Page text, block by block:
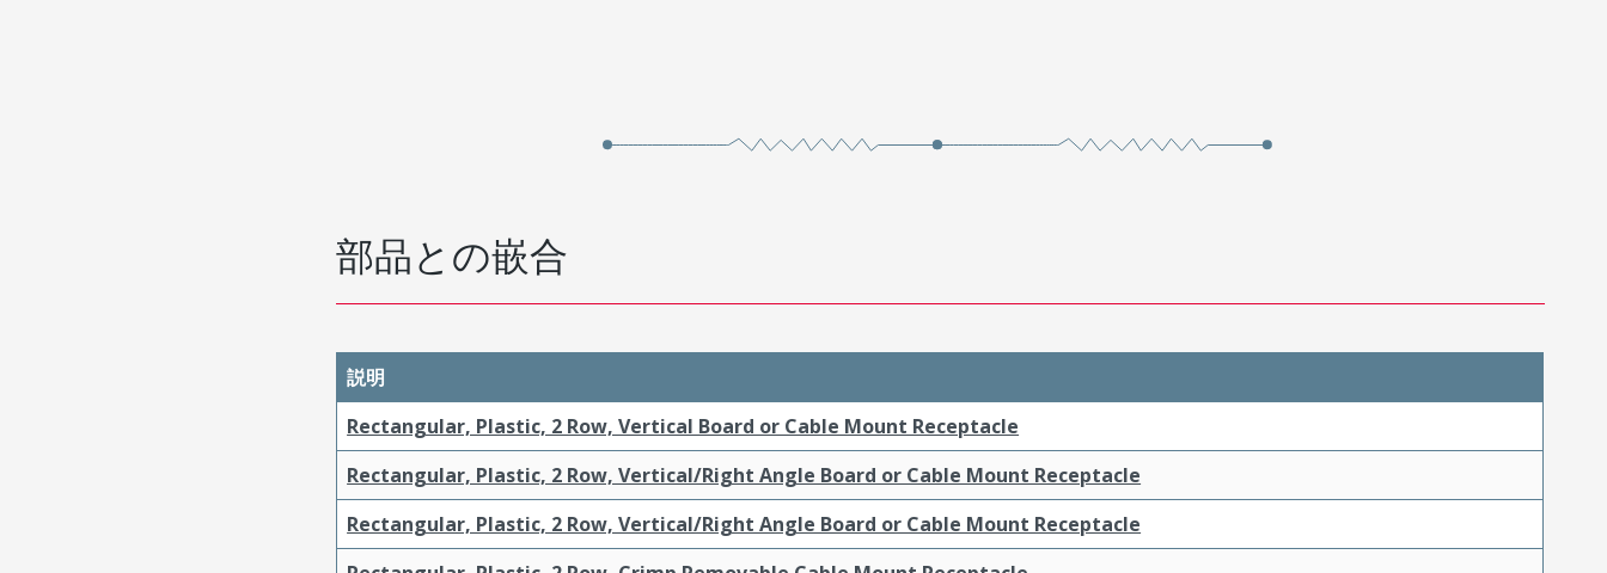
部品との嵌合
説明
Rectangular, Plastic, 2 Row, Vertical Board or Cable Mount Receptacle
Rectangular, Plastic, 2 Row, Vertical/Right Angle Board or Cable Mount Receptacle
Rectangular, Plastic, 2 Row, Vertical/Right Angle Board or Cable Mount Receptacle